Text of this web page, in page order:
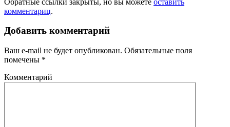
комментариц.
Добавить комментарий
Ваш e-mail не будет опубликован. Обязательные поля
помечены *
Комментарий